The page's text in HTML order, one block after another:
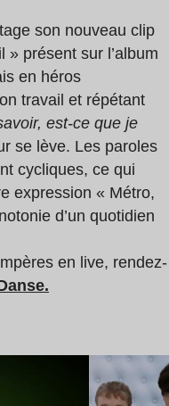
son nouveau clip
présent sur l’album
en héros
travail et répétant
est-ce que je
se lève. Les paroles
cycliques, ce qui
expression « Métro,
d’un quotidien
en live, rendez-